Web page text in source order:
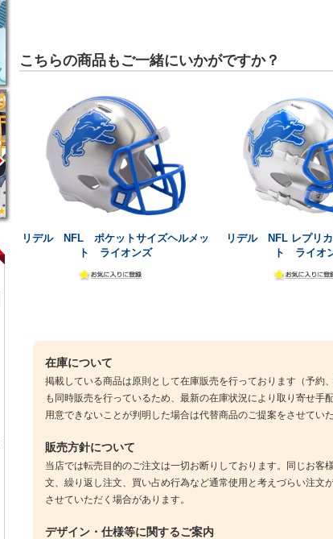
こちらの商品もご一緒にいかがですか？
リデル NFL ポケットサイズヘルメッ
ト ライオンズ
リデル NFL レプリ
ト ライオ
在庫について
掲載している商品は原則として在庫販売を行っております（予約
も同時販売を行っているため、最新の在庫状況により取り寄せ手
用意できないことが判明した場合は代替商品のご提案をさせてい
販売方針について
当店では転売目的のご注文は一切お断りしております。同じお客
文、繰り返し注文、買い占め行為など通常使用と考えづらい注文
させていただく場合があります。
デザイン・仕様等に関するご案内